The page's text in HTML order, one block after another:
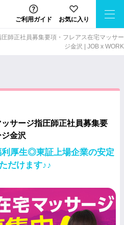
ご利用ガイド お気に入り
師正社員募集要項・フレアス在宅マッサー
ジ金沢 | JOB x WORK
ッサージ指圧師正社員募集要
金沢
利厚生◎東証上場企業の安定
だけます♪♪